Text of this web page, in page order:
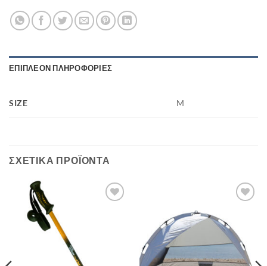
ΕΠΙΠΛΈΟΝ ΠΛΗΡΟΦΟΡΊΕΣ
SIZE M
ΣΧΕΤΙΚΆ ΠΡΟΪΌΝΤΑ